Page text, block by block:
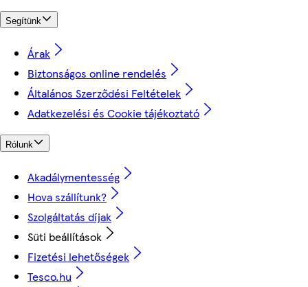
Segítünk
Árak
Biztonságos online rendelés
Általános Szerződési Feltételek
Adatkezelési és Cookie tájékoztató
Rólunk
Akadálymentesség
Hova szállítunk?
Szolgáltatás díjak
Süti beállítások
Fizetési lehetőségek
Tesco.hu